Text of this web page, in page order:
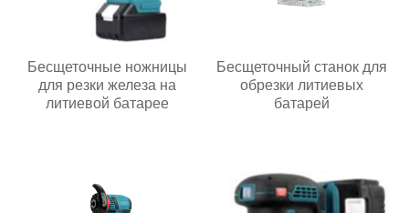
Бесщеточные ножницы
для резки железа на
литиевой батарее
Бесщеточный станок для
обрезки литиевых
батарей